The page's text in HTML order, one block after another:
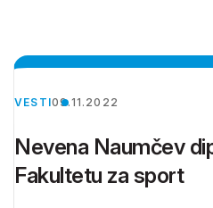
VESTI09.11.2022
Nevena Naumčev
Fakultetu za sport